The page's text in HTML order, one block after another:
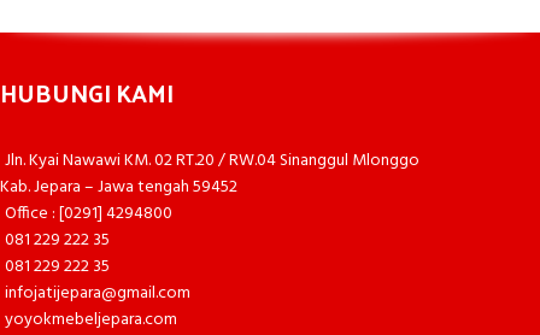
HUBUNGI KAMI
Jln. Kyai Nawawi KM. 02 RT.20 / RW.04 Sinanggul Mlonggo
Kab. Jepara – Jawa tengah 59452
Office : [0291] 4294800
081 229 222 35
081 229 222 35
infojatijepara@gmail.com
yoyokmebeljepara.com